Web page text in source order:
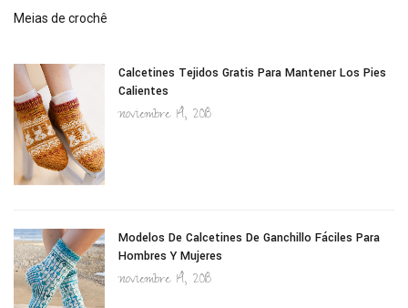
Meias de crochê
Calcetines Tejidos Gratis Para Mantener Los Pies
Calientes
noviembre 14, 2018
Modelos De Calcetines De Ganchillo Fáciles Para
Hombres Y Mujeres
noviembre 14, 2018